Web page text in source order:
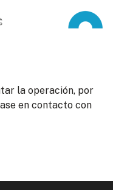
la operación, por
en contacto con